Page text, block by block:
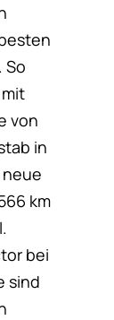
So
von
in
km
bei
sind